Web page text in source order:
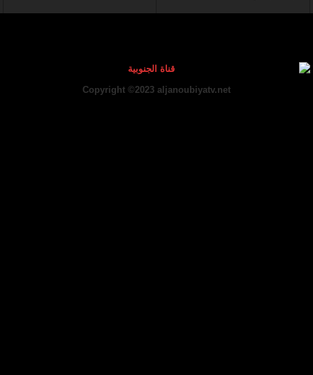
Copyright ©2023 aljanoubiyatv.net